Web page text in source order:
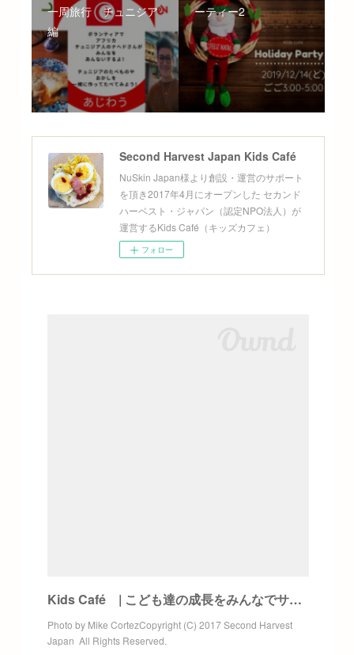
一周旅行 チュニジア
編
ーティー2
Second Harvest Japan Kids Café
NuSkin Japan様より創設・運営のサポート
を頂き2017年4月にオープンした セカンド
ハーベスト・ジャパン（認定NPO法人）が
運営するKids Café（キッズカフェ）
フォロー
Kids Café | こども達の成長をみんなでサポートするカフェ
Photo by Mike CortezCopyright (C) 2017 Second Harvest
Japan All Rights Reserved.